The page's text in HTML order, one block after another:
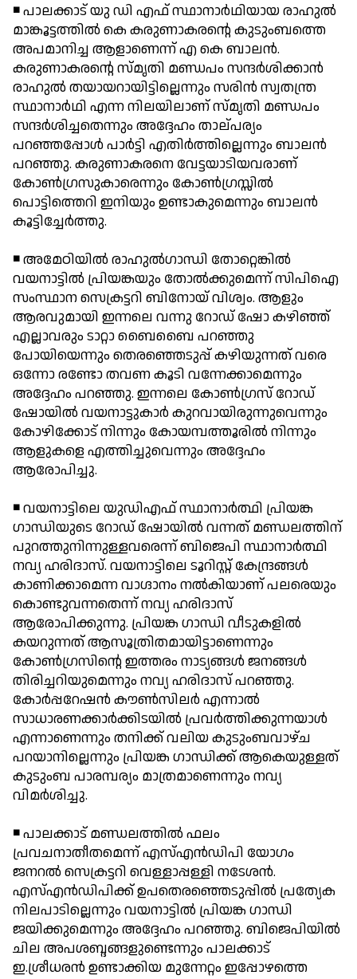
◾ പാലക്കാട് യു ഡി എഫ് സ്ഥാനാര്‍ഥിയായ രാഹുല്‍
മാങ്കൂട്ടത്തില്‍ കെ കരുണാകരന്റെ കുടുംബത്തെ
അപമാനിച്ച ആളാണെന്ന് എ കെ ബാലന്‍.
കരുണാകരന്റെ സ്മൃതി മണ്ഡപം സന്ദര്‍ശിക്കാന്‍
രാഹുല്‍ തയായറായിട്ടില്ലെന്നും സരിന്‍ സ്വതന്ത്ര
സ്ഥാനാര്‍ഥി എന്ന നിലയിലാണ് സ്മൃതി മണ്ഡപം
സന്ദര്‍ശിച്ചതെന്നും അദ്ദേഹം താല്പര്യം
പറഞ്ഞപ്പോള്‍ പാര്‍ട്ടി എതിര്‍ത്തില്ലെന്നും ബാലന്‍
പറഞ്ഞു. കരുണാകരനെ വേട്ടയാടിയവരാണ്
കോണ്‍ഗ്രസുകാരെന്നും കോണ്‍ഗ്രസ്സില്‍
പൊട്ടിത്തെറി ഇനിയും ഉണ്ടാകുമെന്നും ബാലന്‍
കൂട്ടിച്ചേര്‍ത്തു.
◾ അമേഠിയില്‍ രാഹുല്‍ഗാന്ധി തോറ്റെങ്കില്‍
വയനാട്ടില്‍ പ്രിയങ്കയും തോല്‍ക്കുമെന്ന് സിപിഐ
സംസ്ഥാന സെക്രട്ടറി ബിനോയ് വിശ്വം. ആളും
ആരവുമായി ഇന്നലെ വന്നു റോഡ് ഷോ കഴിഞ്ഞ്
എല്ലാവരും ടാറ്റാ ബൈബൈ പറഞ്ഞു
പോയിയെന്നും തെരഞ്ഞെടുപ്പ് കഴിയുന്നത് വരെ
ഒന്നോ രണ്ടോ തവണ കൂടി വന്നേക്കാമെന്നും
അദ്ദേഹം പറഞ്ഞു. ഇന്നലെ കോണ്‍ഗ്രസ് റോഡ്
ഷോയില്‍ വയനാട്ടുകാര്‍ കുറവായിരുന്നുവെന്നും
കോഴിക്കോട് നിന്നും കോയമ്പത്തൂരില്‍ നിന്നും
ആളുകളെ എത്തിച്ചുവെന്നും അദ്ദേഹം
ആരോപിച്ചു.
◾ വയനാട്ടിലെ യുഡിഎഫ് സ്ഥാനാര്‍ത്ഥി പ്രിയങ്ക
ഗാന്ധിയുടെ റോഡ് ഷോയില്‍ വന്നത് മണ്ഡലത്തിന്
പുറത്തുനിന്നുള്ളവരെന്ന് ബിജെപി സ്ഥാനാര്‍ത്ഥി
നവ്യ ഹരിദാസ്. വയനാട്ടിലെ ടൂറിസ്റ്റ് കേന്ദ്രങ്ങള്‍
കാണിക്കാമെന്ന വാഗ്ദാനം നല്‍കിയാണ് പലരെയും
കൊണ്ടുവന്നതെന്ന് നവ്യ ഹരിദാസ്
ആരോപിക്കുന്നു. പ്രിയങ്ക ഗാന്ധി വീടുകളില്‍
കയറുന്നത് ആസൂത്രിതമായിട്ടാണെന്നും
കോണ്‍ഗ്രസിന്റെ ഇത്തരം നാട്യങ്ങള്‍ ജനങ്ങള്‍
തിരിച്ചറിയുമെന്നും നവ്യ ഹരിദാസ് പറഞ്ഞു.
കോര്‍പ്പറേഷന്‍ കൗണ്‍സിലര്‍ എന്നാല്‍
സാധാരണക്കാര്‍ക്കിടയില്‍ പ്രവര്‍ത്തിക്കുന്നയാള്‍
എന്നാണെന്നും തനിക്ക് വലിയ കുടുംബവാഴ്ച
പറയാനില്ലെന്നും പ്രിയങ്ക ഗാന്ധിക്ക് ആകെയുള്ളത്
കുടുംബ പാരമ്പര്യം മാത്രമാണെന്നും നവ്യ
വിമര്‍ശിച്ചു.
◾ പാലക്കാട് മണ്ഡലത്തില്‍ ഫലം
പ്രവചനാതീതമെന്ന് എസ്എന്‍ഡിപി യോഗം
ജനറല്‍ സെക്രട്ടറി വെള്ളാപ്പള്ളി നടേശന്‍.
എസ്എന്‍ഡിപിക്ക് ഉപതെരഞ്ഞെടുപ്പില്‍ പ്രത്യേക
നിലപാടില്ലെന്നും വയനാട്ടില്‍ പ്രിയങ്ക ഗാന്ധി
ജയിക്കുമെന്നും അദ്ദേഹം പറഞ്ഞു. ബിജെപിയില്‍
ചില അപശബ്ദങ്ങളുണ്ടെന്നും പാലക്കാട്
ഇ.ശ്രീധരന്‍ ഉണ്ടാക്കിയ മുന്നേറ്റം ഇപ്പോഴത്തെ